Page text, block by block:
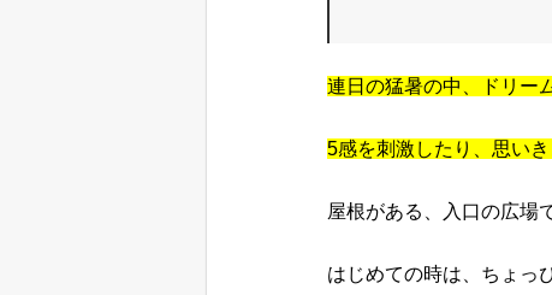
連日の猛暑の中、ドリー
5感を刺激したり、思い
屋根がある、入口の広場
はじめての時は、ちょっ